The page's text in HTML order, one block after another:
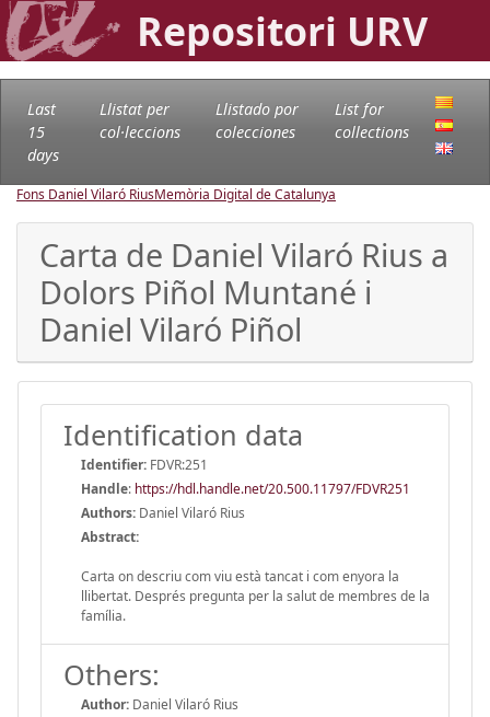
Repositori URV
Last
15
days
Llistat per
col·leccions
Llistado por
colecciones
List for
collections
Fons Daniel Vilaró RiusMemòria Digital de Catalunya
Carta de Daniel Vilaró Rius a
Dolors Piñol Muntané i
Daniel Vilaró Piñol
Identification data
Identifier: FDVR:251
Handle: https://hdl.handle.net/20.500.11797/FDVR251
Authors: Daniel Vilaró Rius
Abstract:
Carta on descriu com viu està tancat i com enyora la
llibertat. Després pregunta per la salut de membres de la
família.
Others:
Author: Daniel Vilaró Rius